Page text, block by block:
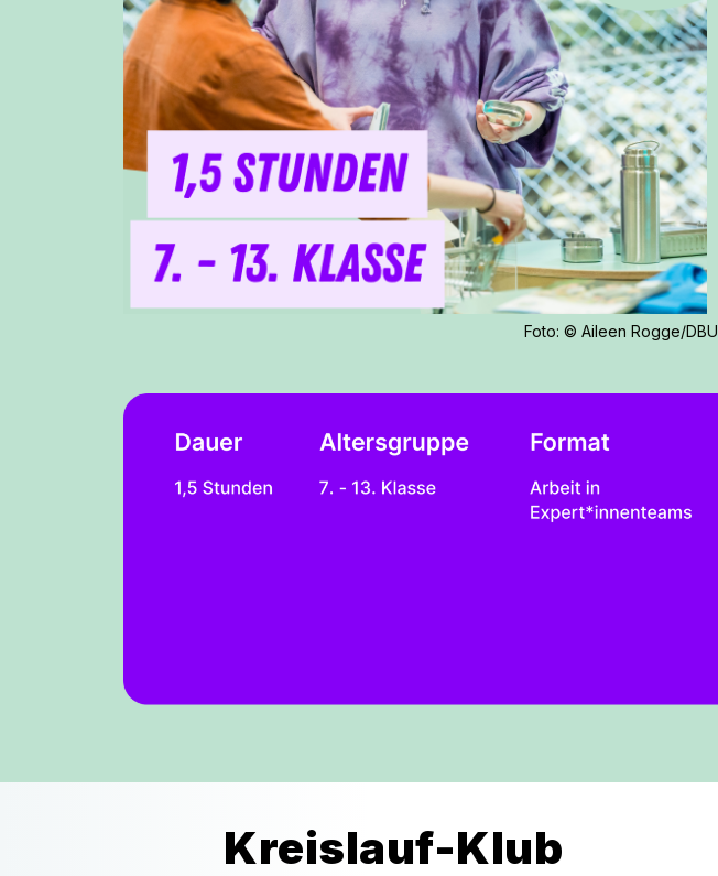
Foto: © Aileen Rogge/DBU
Kreislauf-Klub